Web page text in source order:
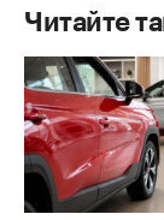
Читайте